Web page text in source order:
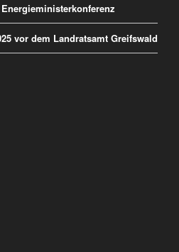
vor dem Landratsamt Greifswald